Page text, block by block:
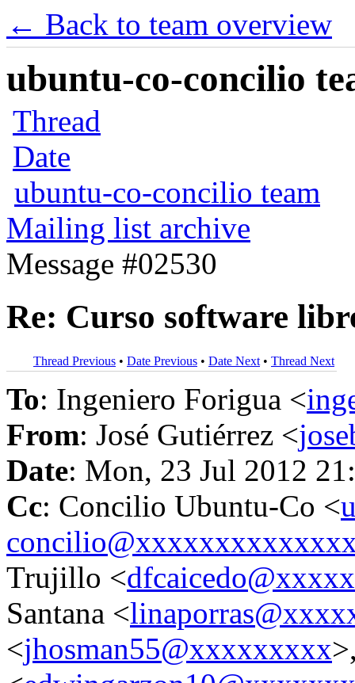
← Back to team overview
ubuntu-co-concilio
Thread
Date
ubuntu-co-concilio team
Mailing list archive
Message #02530
Re: Curso software
Thread Previous • Date Previous • Date Next • Thread Next
To: Ingeniero Forigua <
From: José Gutiérrez <
Date: Mon, 23 Jul 2012
Cc: Concilio Ubuntu-Co <
Trujillo <
Santana <
<jhosman55@xxxxxxxxx